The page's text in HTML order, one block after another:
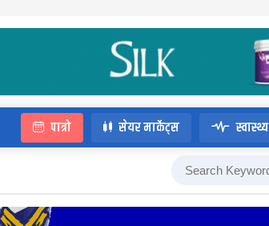
पात्रो सेयर मार्केट्स स्वास्थ्य